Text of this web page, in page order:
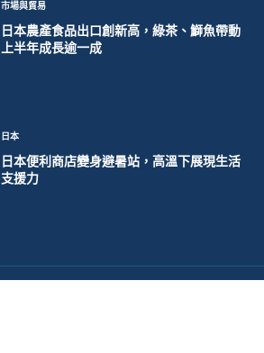
市場與貿易
日本農產食品出口創新高，綠茶、鰤魚帶動
上半年成長逾一成
日本
日本便利商店變身避暑站，高溫下展現生活
支援力